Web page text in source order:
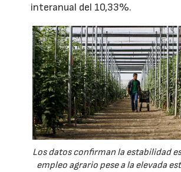
interanual del 10,33%.
Los datos confirman la estabilidad
empleo agrario pese a la elevada